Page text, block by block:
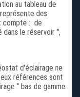
au tableau de
des
compte : de
dans le réservoir ",
d'éclairage ne
références sont
" bas de gamme